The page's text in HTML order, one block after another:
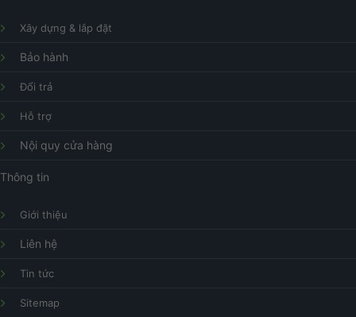
Xây dựng & lắp đặt
Bảo hành
Đổi trả
Hỗ trợ
Nội quy cửa hàng
Thông tin
Giới thiệu
Liên hệ
Tin tức
Sitemap